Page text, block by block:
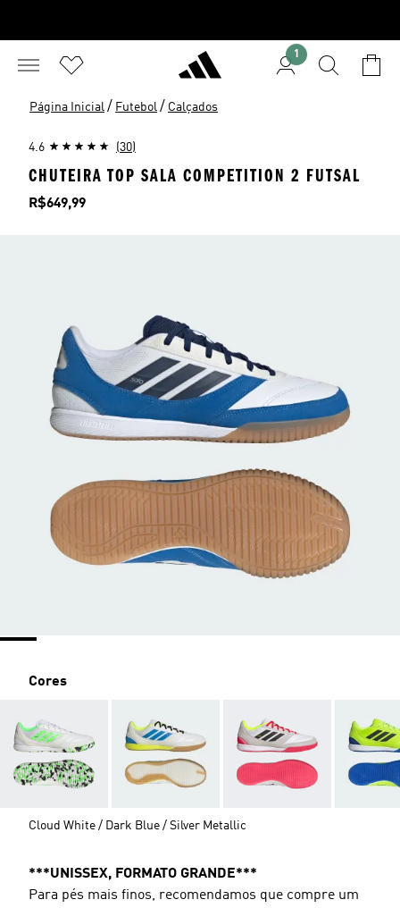
1
Página Inicial / Futebol / Calçados
4.6 (30)
CHUTEIRA TOP SALA COMPETITION 2 FUTSAL
Preço
R$649,99
Cores
Cloud White / Dark Blue / Silver Metallic
***UNISSEX, FORMATO GRANDE***
Para pés mais finos, recomendamos que compre um